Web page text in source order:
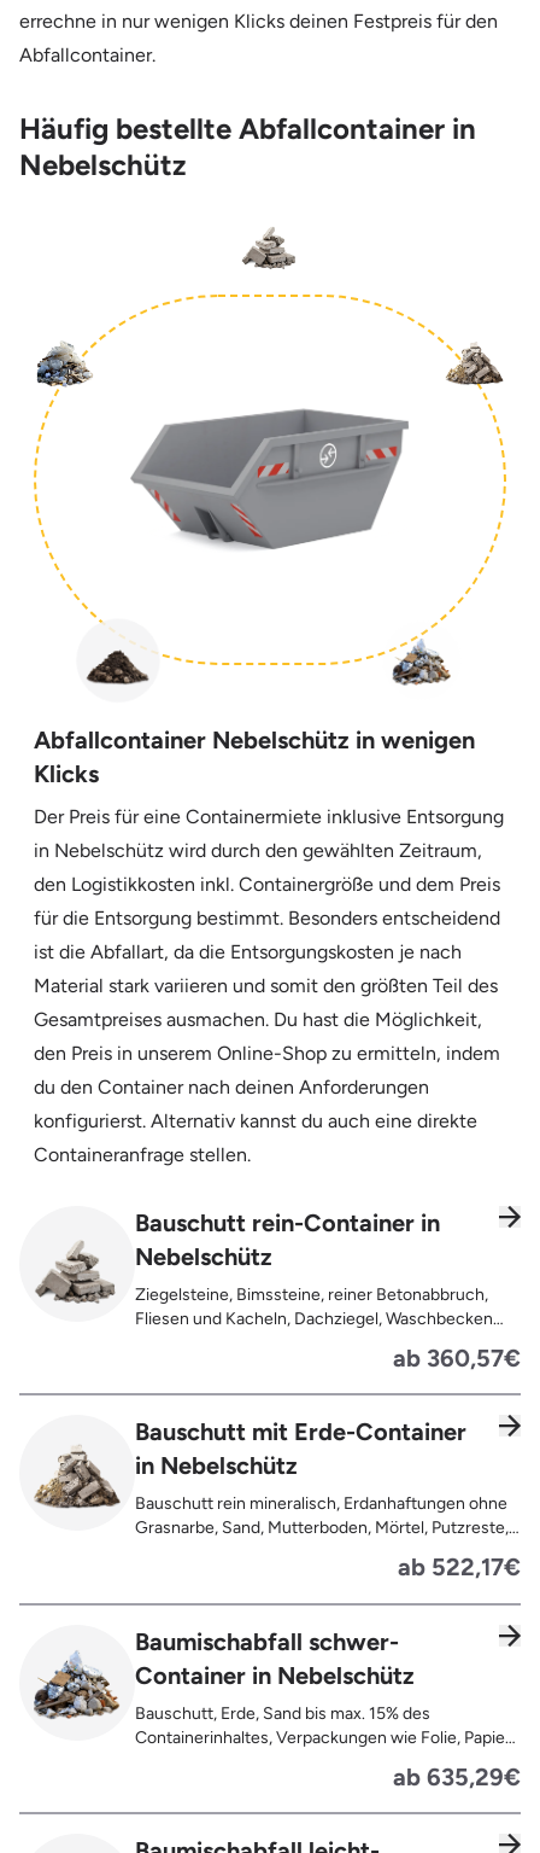
errechne in nur wenigen Klicks deinen Festpreis für den
Abfallcontainer.
Häufig bestellte Abfallcontainer in
Nebelschütz
Abfallcontainer Nebelschütz in wenigen
Klicks
Der Preis für eine Containermiete inklusive Entsorgung
in Nebelschütz wird durch den gewählten Zeitraum,
den Logistikkosten inkl. Containergröße und dem Preis
für die Entsorgung bestimmt. Besonders entscheidend
ist die Abfallart, da die Entsorgungskosten je nach
Material stark variieren und somit den größten Teil des
Gesamtpreises ausmachen. Du hast die Möglichkeit,
den Preis in unserem Online-Shop zu ermitteln, indem
du den Container nach deinen Anforderungen
konfigurierst. Alternativ kannst du auch eine direkte
Containeranfrage stellen.
Bauschutt rein-Container in
Nebelschütz
Ziegelsteine, Bimssteine, reiner Betonabbruch,
Fliesen und Kacheln, Dachziegel, Waschbecken
Pflastersteine, Kalksand-Mauerwerk, Zement und
Putzreste
ab 360,57€
Bauschutt mit Erde-Container
in Nebelschütz
Bauschutt rein mineralisch, Erdanhaftungen ohne
Grasnarbe, Sand, Mutterboden, Mörtel, Putzreste,
ab 522,17€
Baumischabfall schwer-
Container in Nebelschütz
Bauschutt, Erde, Sand bis max. 15% des
Containerinhaltes, Verpackungen wie Folie, Papier,
Kunststoffe, Gummi, Styropor, Holz (z.B.
ab 635,29€